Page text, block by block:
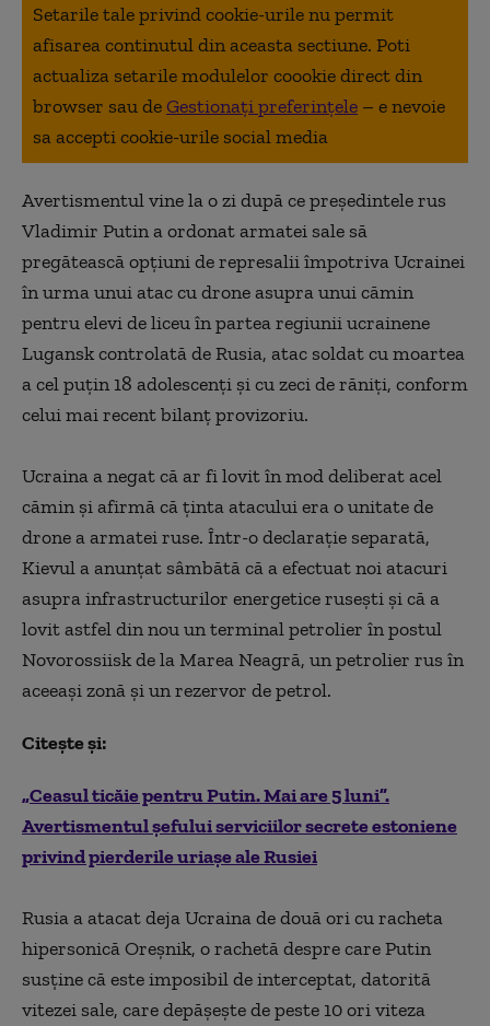
Setarile tale privind cookie-urile nu permit
afisarea continutul din aceasta sectiune. Poti
actualiza setarile modulelor coookie direct din
browser sau deGestionați preferințele – e nevoie
sa accepti cookie-urile social media
Avertismentul vine la o zi după ce preşedintele rus
Vladimir Putin a ordonat armatei sale să
pregătească opţiuni de represalii împotriva Ucrainei
în urma unui atac cu drone asupra unui cămin
pentru elevi de liceu în partea regiunii ucrainene
Lugansk controlată de Rusia, atac soldat cu moartea
a cel puţin 18 adolescenţi şi cu zeci de răniţi, conform
celui mai recent bilanţ provizoriu.
Ucraina a negat că ar fi lovit în mod deliberat acel
cămin şi afirmă că ţinta atacului era o unitate de
drone a armatei ruse. Într-o declaraţie separată,
Kievul a anunţat sâmbătă că a efectuat noi atacuri
asupra infrastructurilor energetice ruseşti şi că a
lovit astfel din nou un terminal petrolier în postul
Novorossiisk de la Marea Neagră, un petrolier rus în
aceeaşi zonă şi un rezervor de petrol.
Citește și:
„Ceasul ticăie pentru Putin. Mai are 5 luni”.
Avertismentul șefului serviciilor secrete estoniene
privind pierderile uriașe ale Rusiei
Rusia a atacat deja Ucraina de două ori cu racheta
hipersonică Oreşnik, o rachetă despre care Putin
susţine că este imposibil de interceptat, datorită
vitezei sale, care depăşeşte de peste 10 ori viteza